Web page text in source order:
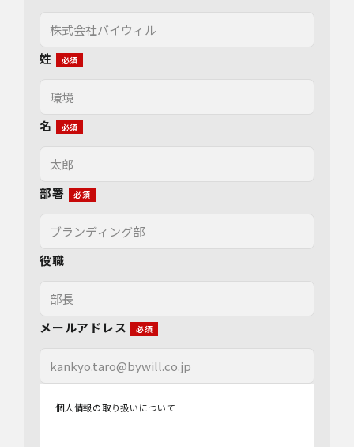
姓
名
部署
役職
メールアドレス
個人情報の取り扱いについて